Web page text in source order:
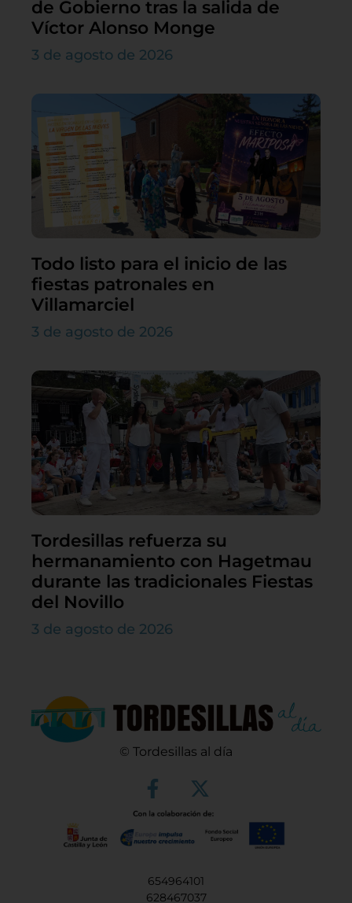
de Gobierno tras la salida de
Víctor Alonso Monge
3 de agosto de 2026
Todo listo para el inicio de las
fiestas patronales en
Villamarciel
3 de agosto de 2026
Tordesillas refuerza su
hermanamiento con Hagetmau
durante las tradicionales Fiestas
del Novillo
3 de agosto de 2026
© Tordesillas al día
654964101
628467037